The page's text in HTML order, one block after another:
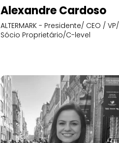
Alexandre Cardoso
ALTERMARK - Presidente/ CEO / VP/
Sócio Proprietário/C-level